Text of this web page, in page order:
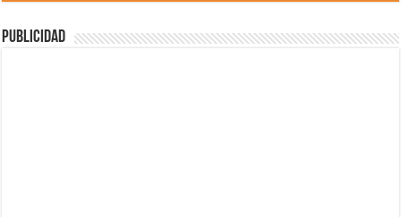
Publicidad